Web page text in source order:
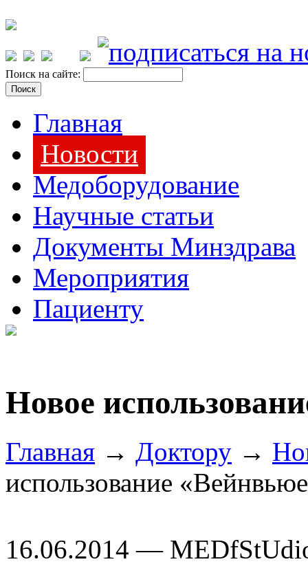
Поиск на сайте:
Главная
Новости
Медоборудование
Научные статьи
Документы Минздрава
Мероприятия
Пациенту
Новое
Главная → Доктору →
использование
16.06.2014 —